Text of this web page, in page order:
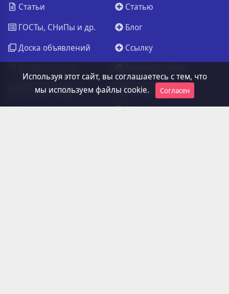
Статьи
ГОСТы, СНиПы и др.
Доска объявлений
Торговые марки
Видео
Статью
Блог
Ссылку
Фотоальбом
Видео
Используя этот сайт, вы соглашаетесь с тем, что
мы используем файлы cookie.
Согласен